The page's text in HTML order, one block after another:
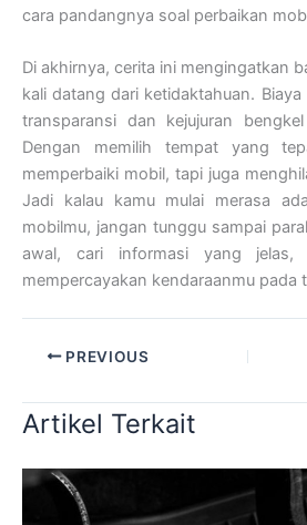
cara pandangnya soal perbaikan
Di akhirnya, cerita ini mengingatkan
kali datang dari ketidaktahuan.
transparansi dan kejujuran
Dengan memilih tempat yang
memperbaiki mobil, tapi juga
Jadi kalau kamu mulai merasa
mobilmu, jangan tunggu sampai
awal, cari informasi yang jelas,
mempercayakan kendaraanmu pada
PREVIOUS
Artikel Terkait